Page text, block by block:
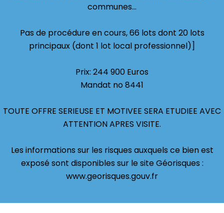
communes...
Pas de procédure en cours, 66 lots dont 20 lots
principaux (dont 1 lot local professionnel)]
Prix: 244 900 Euros
Mandat no 8441
TOUTE OFFRE SERIEUSE ET MOTIVEE SERA ETUDIEE AVEC
ATTENTION APRES VISITE.
Les informations sur les risques auxquels ce bien est
exposé sont disponibles sur le site Géorisques :
www.georisques.gouv.fr